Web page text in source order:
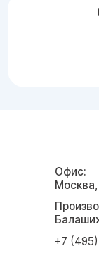
Офис:
+7